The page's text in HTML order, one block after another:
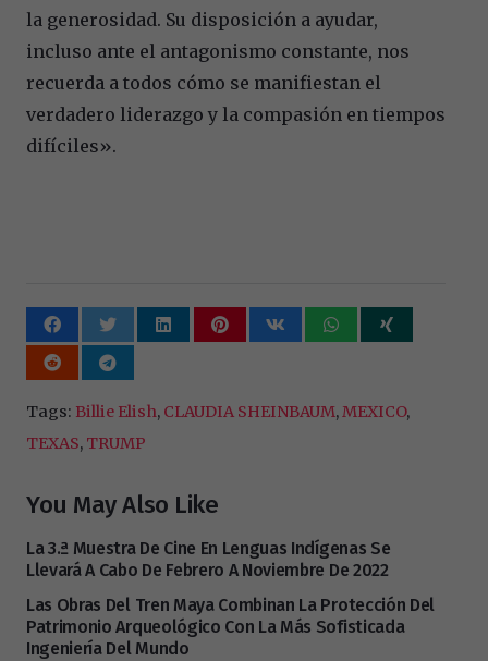
la generosidad. Su disposición a ayudar,
incluso ante el antagonismo constante, nos
recuerda a todos cómo se manifiestan el
verdadero liderazgo y la compasión en tiempos
difíciles».
Tags: Billie Elish, CLAUDIA SHEINBAUM,MEXICO,
TEXAS, TRUMP
You May Also Like
La 3.ª Muestra De Cine En Lenguas Indígenas Se
Llevará A Cabo De Febrero A Noviembre De 2022
Las Obras Del Tren Maya Combinan La Protección Del
Patrimonio Arqueológico Con La Más Sofisticada
Ingeniería Del Mundo